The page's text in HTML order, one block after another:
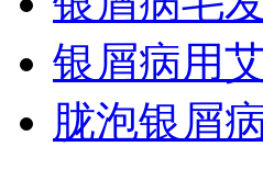
银屑病用
胧泡银屑